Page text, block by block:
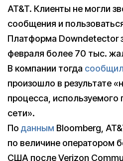
AT&T. Клиенты не могли
сообщения и
Платформа Downdetector
февраля более 70 тыс.
В компании тогда
произошло в результате
процесса, используемого
сети».
По данным Bloomberg,
по величине оператором
США после Verizon